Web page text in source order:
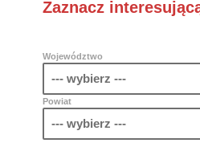
Zaznacz
Województwo
Powiat